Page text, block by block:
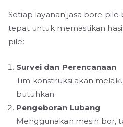
Setiap layanan jasa bore
tepat untuk memastikan
pile:
Survei dan Perencanaan
Tim konstruksi akan
butuhkan.
Pengeboran Lubang
Menggunakan mesin bor,